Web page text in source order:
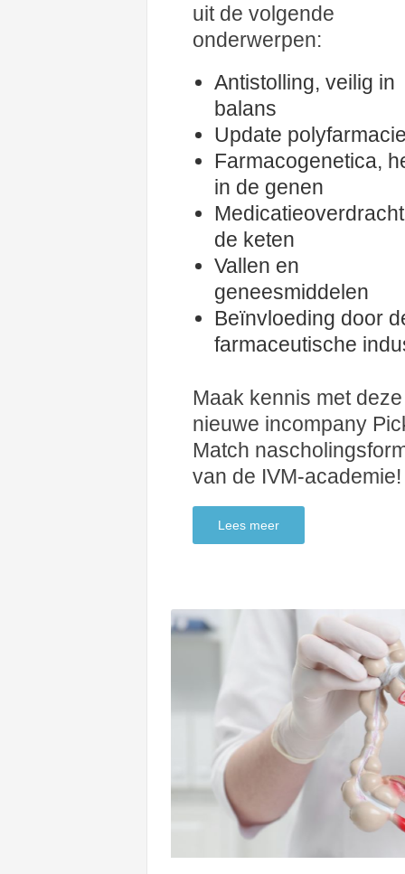
uit de volgende
onderwerpen:
Antistolling, veilig in
balans
Update
Farmacogenetica,
in de genen
de keten
Vallen en
geneesmiddelen
Beïnvloeding door
farmaceutische
Maak kennis met deze
nieuwe incompany
Match
van de IVM-academie!
Lees meer